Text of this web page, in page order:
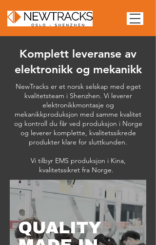
Komplett leveranse av
elektronikk og mekanikk
NewTracks er et norsk selskap med eget
kvalitetsteam i Shenzhen. Vi leverer
elektronikkmontasje og
mekanikkproduksjon med samme kvalitet
og kontroll du får ved produksjon i Norge
og leverer komplette, kvalitetssikrede
produkter klare for sluttkunden.
Vi tilbyr EMS produksjon i Kina,
kvalitetssikret fra Norge.